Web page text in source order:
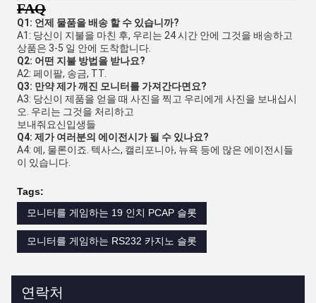
FAQ
Q1: 언제 물품을 배송 할 수 있습니까?
A1: 당신이 지불을 마친 후, 우리는 24 시간 안에 그것을 배송하고
상품은 3-5 일 안에 도착합니다.
Q2: 어떤 지불 방법을 받나요?
A2: 페이팔, 송금, TT.
Q3: 만약 제가 깨진 모니터를 가져간다면요?
A3: 당신이 제품을 얻을 때 사진을 찍고 우리에게 사진을 보내십시
오. 우리는 그것을 처리하고
보내줘요신입생들
Q4: 제가 여러분의 에이전시가 될 수 있나요?
A4: 예, 물론이죠. 텍사스, 캘리포니아, 뉴욕 등에 많은 에이전시들
이 있습니다.
Tags:
모니터를 게임하는 19 인치 PCAP 슬롯
모니터를 게임하는 RS232 카지노 슬롯
연락처